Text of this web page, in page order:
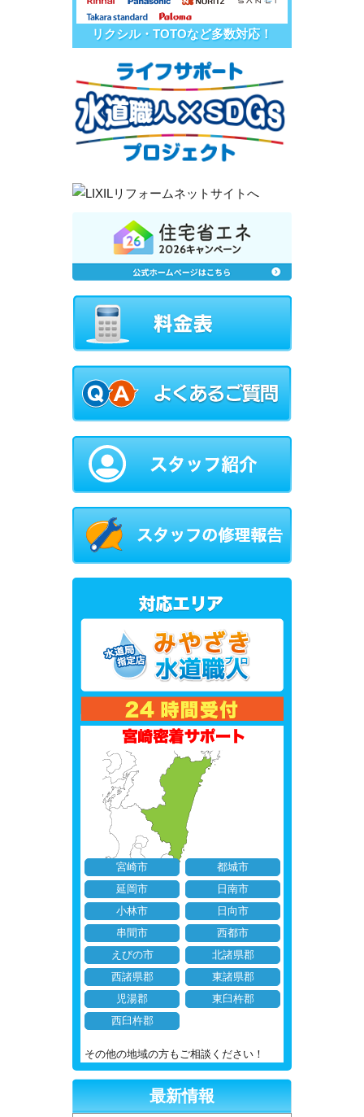
リクシル・TOTOなど多数対応！
宮崎市
都城市
延岡市
日南市
小林市
日向市
串間市
西都市
えびの市
北諸県郡
西諸県郡
東諸県郡
児湯郡
東臼杵郡
西臼杵郡
その他の地域の方もご相談ください！
最新情報